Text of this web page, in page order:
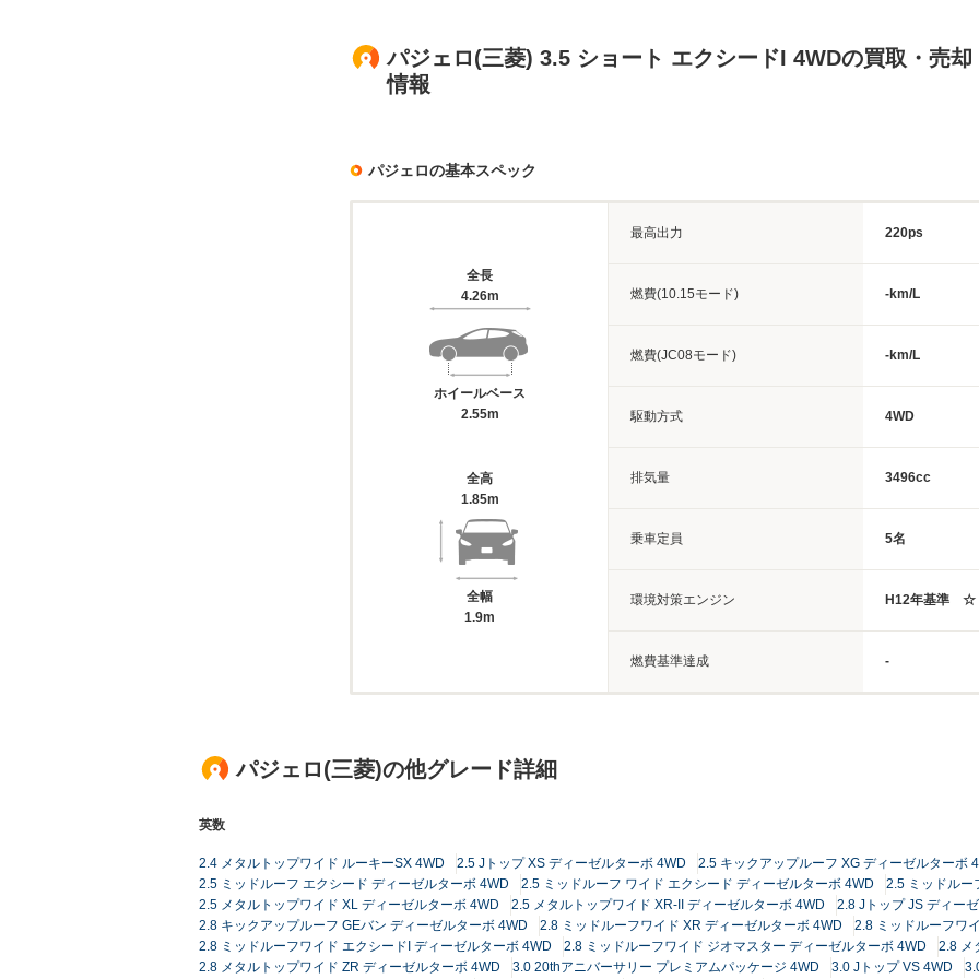
パジェロ(三菱) 3.5 ショート エクシードI 4WDの買取・売却
情報
パジェロの基本スペック
全長
4.26m
ホイールベース
2.55m
全高
1.85m
全幅
1.9m
最高出力 220ps
燃費(10.15モード) -km/L
燃費(JC08モード) -km/L
駆動方式 4WD
排気量 3496cc
乗車定員 5名
環境対策エンジン H12年基準 ☆
燃費基準達成 -
パジェロ(三菱)の他グレード詳細
英数
2.4 メタルトップワイド ルーキーSX 4WD 2.5 Jトップ XS ディーゼルターボ 4WD
2.5 キックアップルーフ XG ディーゼルターボ
2.5 ミッドルーフ エクシード ディーゼルターボ 4WD
2.5 ミッドルーフ ワイド エクシード ディーゼルターボ 4WD
2.5 ミッドルー
2.5 メタルトップワイド XL ディーゼルターボ 4WD
2.5 メタルトップワイド XR-II ディーゼルターボ 4WD
2.8 Jトップ JS ディー
2.8 キックアップルーフ GEバン ディーゼルターボ 4WD
2.8 ミッドルーフワイド XR ディーゼルターボ 4WD
2.8 ミッドルーフワ
2.8 ミッドルーフワイド エクシードI ディーゼルターボ 4WD
2.8 ミッドルーフワイド ジオマスター ディーゼルターボ 4WD
2.8 メ
2.8 メタルトップワイド ZR ディーゼルターボ 4WD
3.0 20thアニバーサリー プレミアムパッケージ 4WD 3.0 Jトップ VS 4WD